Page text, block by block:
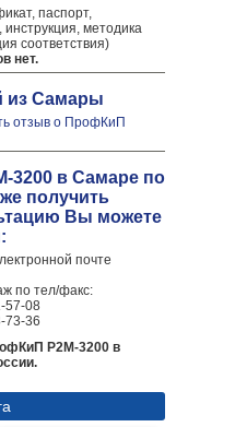
паспорт,
инструкция, методика
соответствия)
нет.
из Самары
отзыв о ПрофКиП
3200 в Самаре по
получить
Вы можете
почте
по тел/факс:
57-08
73-36
Р2М-3200 в